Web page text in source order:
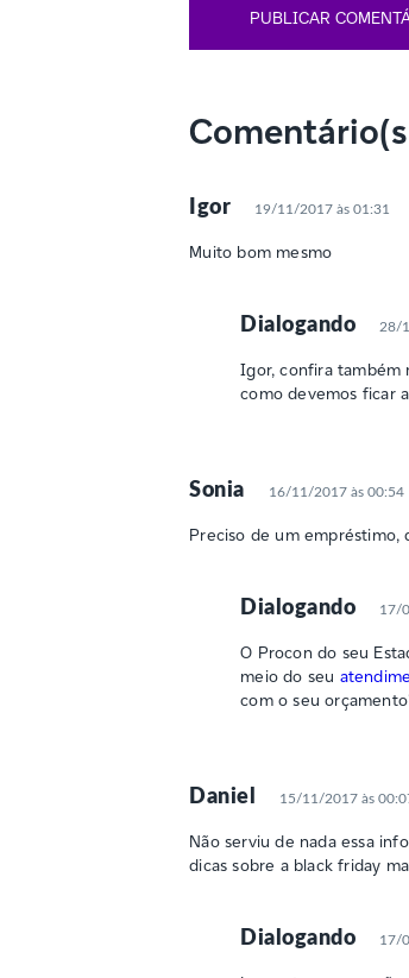
Igor 19/11/2017 às 01:31
Muito bom mesmo
Dialogando 28/
Igor, confira também
como devemos ficar
Sonia 16/11/2017 às 00:54
Preciso de um empréstimo,
Dialogando 17/
O Procon do seu
meio do seu
com o seu
Daniel 15/11/2017 às
Não serviu de nada essa
dicas sobre a black friday
Dialogando 17/